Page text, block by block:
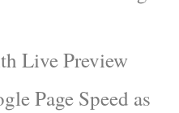
Live Preview
Page Speed as